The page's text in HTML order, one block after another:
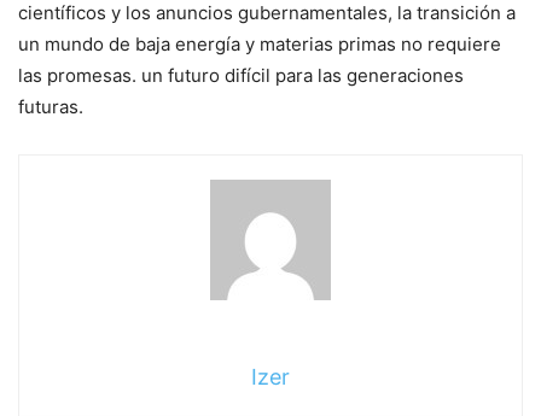
científicos y los anuncios gubernamentales, la transición a
un mundo de baja energía y materias primas no requiere
las promesas. un futuro difícil para las generaciones
futuras.
Izer